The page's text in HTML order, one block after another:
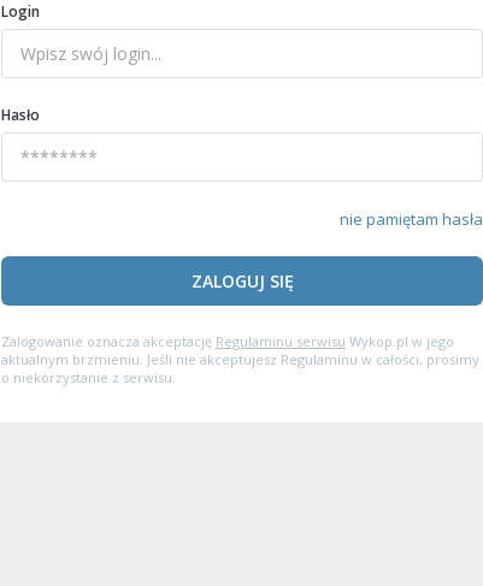
Login
Hasło
nie pamiętam hasła
ZALOGUJ SIĘ
Zalogowanie oznacza akceptację Regulaminu serwisu Wykop.pl w jego
aktualnym brzmieniu. Jeśli nie akceptujesz Regulaminu w całości, prosimy
o niekorzystanie z serwisu.